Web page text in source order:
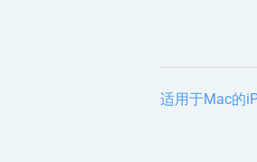
适用于Mac的